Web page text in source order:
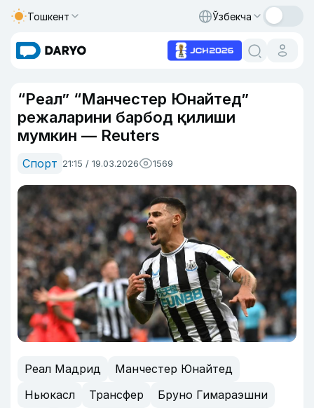
Тошкент Ўзбекча
“Реал” “Манчестер Юнайтед”
режаларини барбод қилиши
мумкин — Reuters
Спорт 21:15 / 19.03.2026 1569
Реал Мадрид
Манчестер Юнайтед
Ньюкасл
Трансфер
Бруно Гимараэшни